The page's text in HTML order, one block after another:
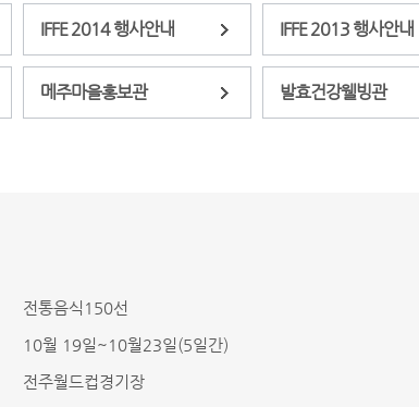
IFFE 2014 행사안내 IFFE 2013 행사안내
메주마을홍보관 발효건강웰빙관
전통음식150선
10월 19일~10월23일(5일간)
전주월드컵경기장